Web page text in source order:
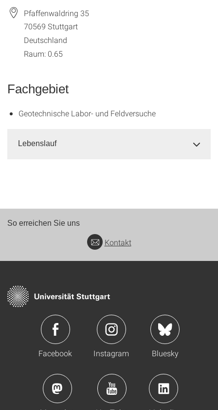
Pfaffenwaldring 35
70569 Stuttgart
Deutschland
Raum: 0.65
Fachgebiet
Geotechnische Labor- und Feldversuche
Lebenslauf
So erreichen Sie uns
Kontakt
Facebook Instagram Bluesky